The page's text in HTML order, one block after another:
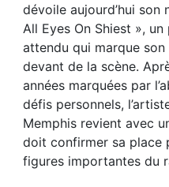
dévoile aujourd’hui son
All Eyes On Shiest »,
attendu qui marque
devant de la scène.
années marquées par
défis personnels,
Memphis revient avec
doit confirmer sa place
figures importantes du